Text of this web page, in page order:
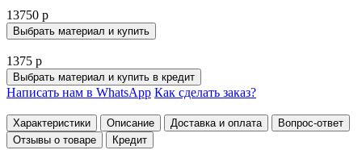
13750 р
Выбрать материал и купить
1375 р
Выбрать материал и купить в кредит
Написать нам в WhatsApp Как сделать заказ?
Характеристики Описание Доставка и оплата
Вопрос-ответ
Отзывы о товаре
Кредит